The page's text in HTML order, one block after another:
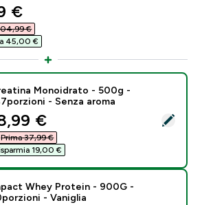
price
€‎
€‎
45,00 €‎
prodotto - Creatina Monoidrato -
Monoidrato - 500g -
- Senza aroma
price
€‎
Prima 37,99 €‎
19,00 €‎
Whey Protein - 900G -
- Vaniglia